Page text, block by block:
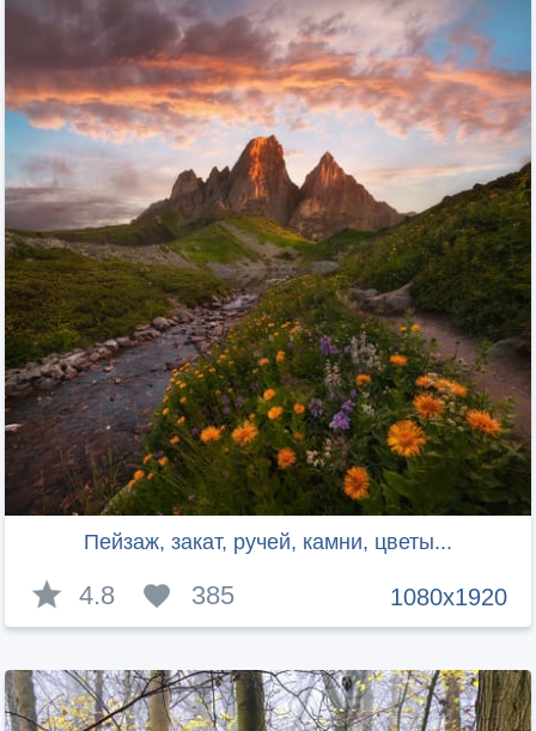
Пейзаж, закат, ручей, камни, цветы...
1080x1920
4.8 385